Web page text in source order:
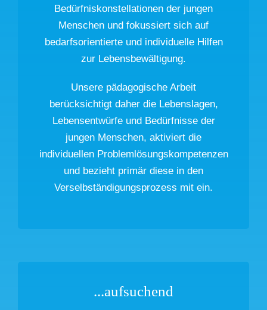
Bedürfniskonstellationen der jungen
Menschen und fokussiert sich auf
bedarfsorientierte und individuelle Hilfen
zur Lebensbewältigung.
Unsere pädagogische Arbeit
berücksichtigt daher die Lebenslagen,
Lebensentwürfe und Bedürfnisse der
jungen Menschen, aktiviert die
individuellen Problemlösungskompetenzen
und bezieht primär diese in den
Verselbständigungsprozess mit ein.
...aufsuchend